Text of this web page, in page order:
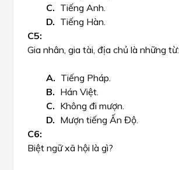
Tiếng Anh.
Tiếng Hàn.
Gia nhân, gia tài, địa chủ là những từ:
Tiếng Pháp.
Hán Việt.
Không đi mượn.
Mượn tiếng Ấn Độ.
Biệt ngữ xã hội là gì?